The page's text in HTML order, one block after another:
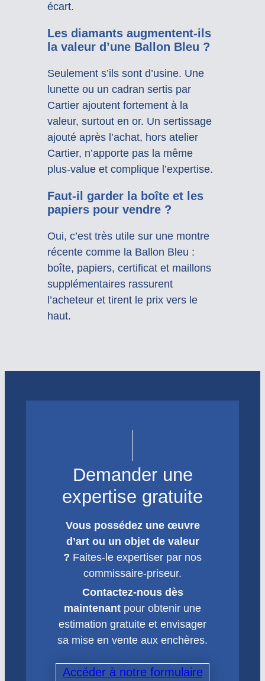
écart.
Les diamants augmentent-ils
la valeur d’une Ballon Bleu ?
Seulement s’ils sont d’usine. Une
lunette ou un cadran sertis par
Cartier ajoutent fortement à la
valeur, surtout en or. Un sertissage
ajouté après l’achat, hors atelier
Cartier, n’apporte pas la même
plus-value et complique l’expertise.
Faut-il garder la boîte et les
papiers pour vendre ?
Oui, c’est très utile sur une montre
récente comme la Ballon Bleu :
boîte, papiers, certificat et maillons
supplémentaires rassurent
l’acheteur et tirent le prix vers le
haut.
Demander une
expertise gratuite
Vous possédez une œuvre
d’art ou un objet de valeur
? Faites-le expertiser par nos
commissaire-priseur.
Contactez-nous dès
maintenant pour obtenir une
estimation gratuite et envisager
sa mise en vente aux enchères.
Accéder à notre formulaire